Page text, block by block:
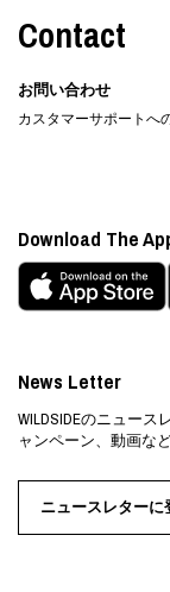
Contact
お問い合わせ
カスタマーサポートへ
News Letter
WILDSIDEのニュー
ャンペーン、動画な
ニュースレターに
Download The